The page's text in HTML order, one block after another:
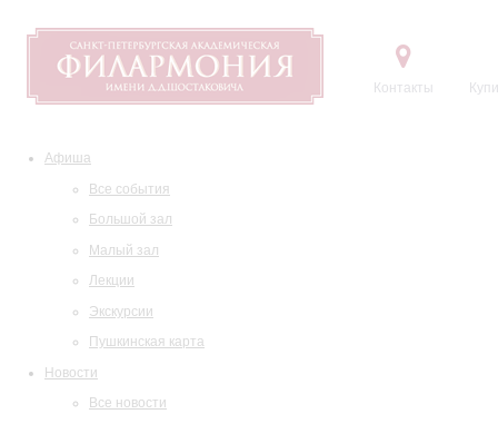
Контакты
Афиша
Все события
Большой зал
Малый зал
Лекции
Экскурсии
Пушкинская карта
Новости
Все новости